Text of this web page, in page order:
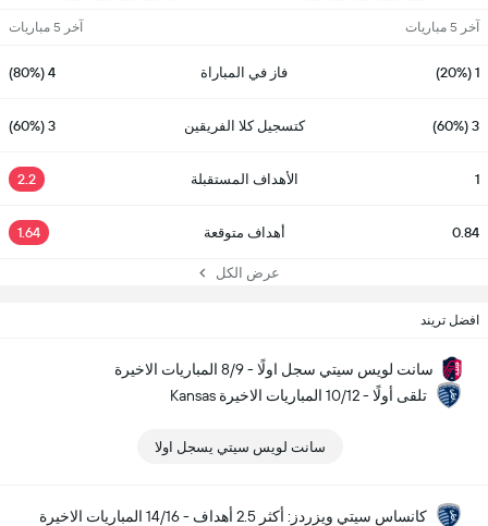
آخر 5 مباريات آخر 5 مباريات
1 (20%) فاز في المباراة 4 (80%)
3 (60%) كتسجيل كلا الفريقين 3 (60%)
1 الأهداف المستقبلة 2.2
0.84 أهداف متوقعة 1.64
عرض الكل
افضل تريند
سانت لويس سيتي سجل اولًا - 8/9 المباريات الاخيرة
Kansas تلقى أولًا - 10/12 المباريات الاخيرة
سانت لويس سيتي يسجل اولا
كانساس سيتي ويزردز: أكثر 2.5 أهداف - 14/16 المباريات الاخيرة